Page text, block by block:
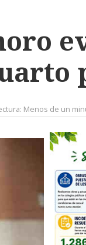
Menos de un